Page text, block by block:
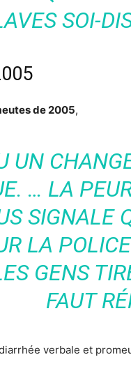
SOI-
de 2005,
UN
… LA
SIGNALE
LA
GENS
FAUT
verbale et